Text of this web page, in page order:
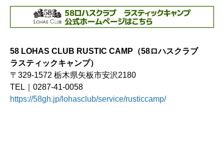
58 LOHAS CLUB RUSTIC CAMP（58ロハスクラブ
ラスティックキャンプ）
〒329-1572 栃木県矢板市安沢2180
TEL｜0287-41-0058
https://58gh.jp/lohasclub/service/rusticcamp/